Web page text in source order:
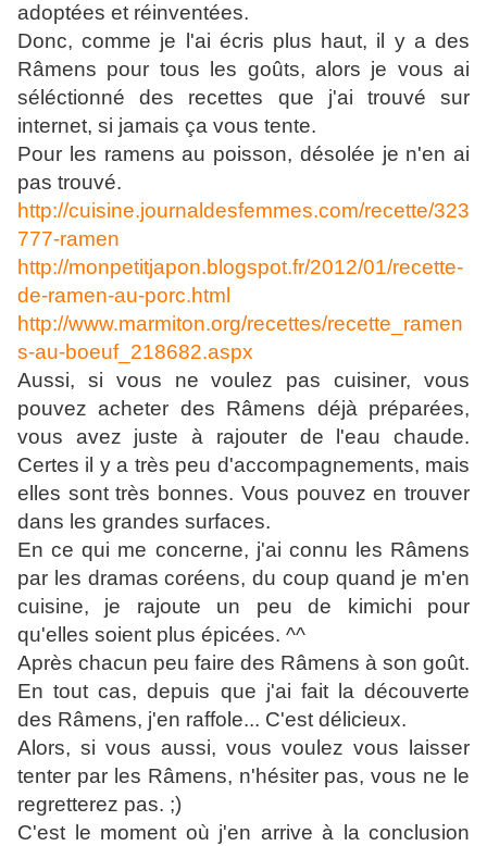
adoptées et réinventées.
Donc, comme je l'ai écris plus haut, il y a des
Râmens pour tous les goûts, alors je vous ai
séléctionné des recettes que j'ai trouvé sur
internet, si jamais ça vous tente.
Pour les ramens au poisson, désolée je n'en ai
pas trouvé.
http://cuisine.journaldesfemmes.com/recette/323
777-ramen
http://monpetitjapon.blogspot.fr/2012/01/recette-
de-ramen-au-porc.html
http://www.marmiton.org/recettes/recette_ramen
s-au-boeuf_218682.aspx
Aussi, si vous ne voulez pas cuisiner, vous
pouvez acheter des Râmens déjà préparées,
vous avez juste à rajouter de l'eau chaude.
Certes il y a très peu d'accompagnements, mais
elles sont très bonnes. Vous pouvez en trouver
dans les grandes surfaces.
En ce qui me concerne, j'ai connu les Râmens
par les dramas coréens, du coup quand je m'en
cuisine, je rajoute un peu de kimichi pour
qu'elles soient plus épicées. ^^
Après chacun peu faire des Râmens à son goût.
En tout cas, depuis que j'ai fait la découverte
des Râmens, j'en raffole... C'est délicieux.
Alors, si vous aussi, vous voulez vous laisser
tenter par les Râmens, n'hésiter pas, vous ne le
regretterez pas. ;)
C'est le moment où j'en arrive à la conclusion